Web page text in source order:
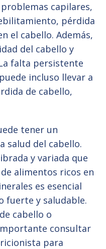
capilares,
pérdida
el cabello. Además,
del cabello y
falta persistente
incluso llevar a
de cabello,
tener un
salud del cabello.
y variada que
alimentos ricos en
es esencial
fuerte y saludable.
cabello o
consultar
para